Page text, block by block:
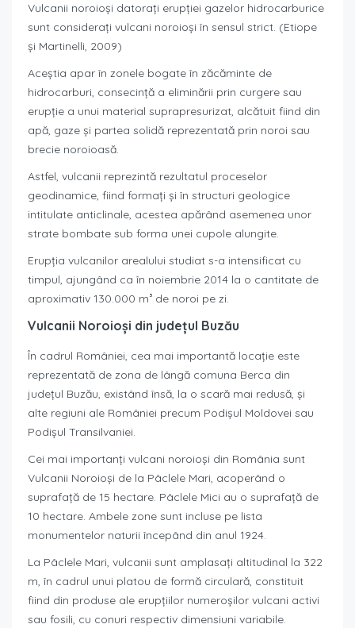
Vulcanii noroioşi datoraţi erupţiei gazelor hidrocarburice
sunt consideraţi vulcani noroioşi în sensul strict. (Etiope
şi Martinelli, 2009)
Aceştia apar în zonele bogate în zăcăminte de
hidrocarburi, consecinţă a eliminării prin curgere sau
erupţie a unui material suprapresurizat, alcătuit fiind din
apă, gaze şi partea solidă reprezentată prin noroi sau
brecie noroioasă.
Astfel, vulcanii reprezintă rezultatul proceselor
geodinamice, fiind formaţi şi în structuri geologice
intitulate anticlinale, acestea apărând asemenea unor
strate bombate sub forma unei cupole alungite.
Erupţia vulcanilor arealului studiat s-a intensificat cu
timpul, ajungând ca în noiembrie 2014 la o cantitate de
aproximativ 130.000 m³ de noroi pe zi.
Vulcanii Noroioși din județul Buzău
În cadrul României, cea mai importantă locaţie este
reprezentată de zona de lângă comuna Berca din
judeţul Buzău, existând însă, la o scară mai redusă, şi
alte regiuni ale României precum Podişul Moldovei sau
Podişul Transilvaniei.
Cei mai importanți vulcani noroioși din România sunt
Vulcanii Noroioși de la Pâclele Mari, acoperând o
suprafață de 15 hectare. Pâclele Mici au o suprafață de
10 hectare. Ambele zone sunt incluse pe lista
monumentelor naturii începând din anul 1924.
La Pâclele Mari, vulcanii sunt amplasaţi altitudinal la 322
m, în cadrul unui platou de formă circulară, constituit
fiind din produse ale erupţiilor numeroşilor vulcani activi
sau fosili, cu conuri respectiv dimensiuni variabile.